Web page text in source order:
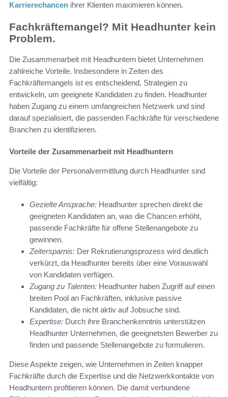
Karrierechancen ihrer Klienten maximieren können.
Fachkräftemangel? Mit Headhunter kein
Problem.
Die Zusammenarbeit mit Headhuntern bietet Unternehmen
zahlreiche Vorteile. Insbesondere in Zeiten des
Fachkräftemangels ist es entscheidend, Strategien zu
entwickeln, um geeignete Kandidaten zu finden. Headhunter
haben Zugang zu einem umfangreichen Netzwerk und sind
darauf spezialisiert, die passenden Fachkräfte für verschiedene
Branchen zu identifizieren.
Vorteile der Zusammenarbeit mit Headhuntern
Die Vorteile der Personalvermittlung durch Headhunter sind
vielfältig:
Gezielte Ansprache: Headhunter sprechen direkt die
geeigneten Kandidaten an, was die Chancen erhöht,
passende Fachkräfte für offene Stellenangebote zu
gewinnen.
Zeitersparnis: Der Rekrutierungsprozess wird deutlich
verkürzt, da Headhunter bereits über eine Vorauswahl
von Kandidaten verfügen.
Zugang zu Talenten: Headhunter haben Zugriff auf einen
breiten Pool an Fachkräften, inklusive passive
Kandidaten, die nicht aktiv auf Jobsuche sind.
Expertise: Durch ihre Branchenkenntnis unterstützen
Headhunter Unternehmen, die geeignetsten Bewerber zu
finden und passende Stellenangebote zu formulieren.
Diese Aspekte zeigen, wie Unternehmen in Zeiten knapper
Fachkräfte durch die Expertise und die Netzwerkkontakte von
Headhuntern profitieren können. Die damit verbundene